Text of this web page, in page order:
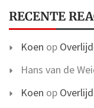
RECENTE
Koen op
Hans van de
Koen op